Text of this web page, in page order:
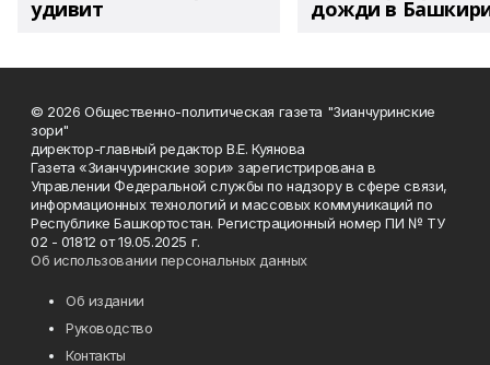
удивит дожди в
© 2026 Общественно-политическая газета "Зианчуринские
зори"
директор-главный редактор В.Е. Куянова
Газета «Зианчуринские зори» зарегистрирована в
Управлении Федеральной службы по надзору в сфере связи,
информационных технологий и массовых коммуникаций по
Республике Башкортостан. Регистрационный номер ПИ № ТУ
02 - 01812 от 19.05.2025 г.
Об использовании персональных данных
Об издании
Руководство
Контакты